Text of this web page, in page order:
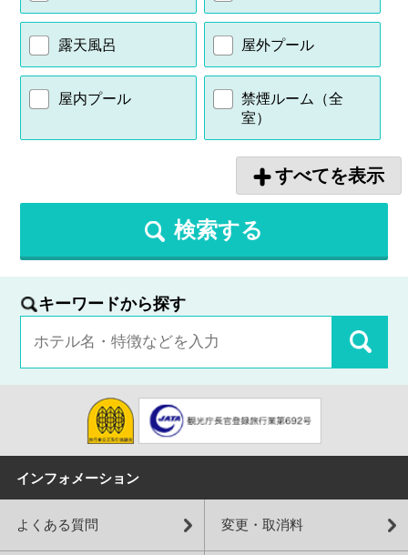
露天風呂 屋外プール
屋内プール
禁煙ルーム（全
室）
すべてを表示
検索する
キーワードから探す
インフォメーション
よくある質問 変更・取消料